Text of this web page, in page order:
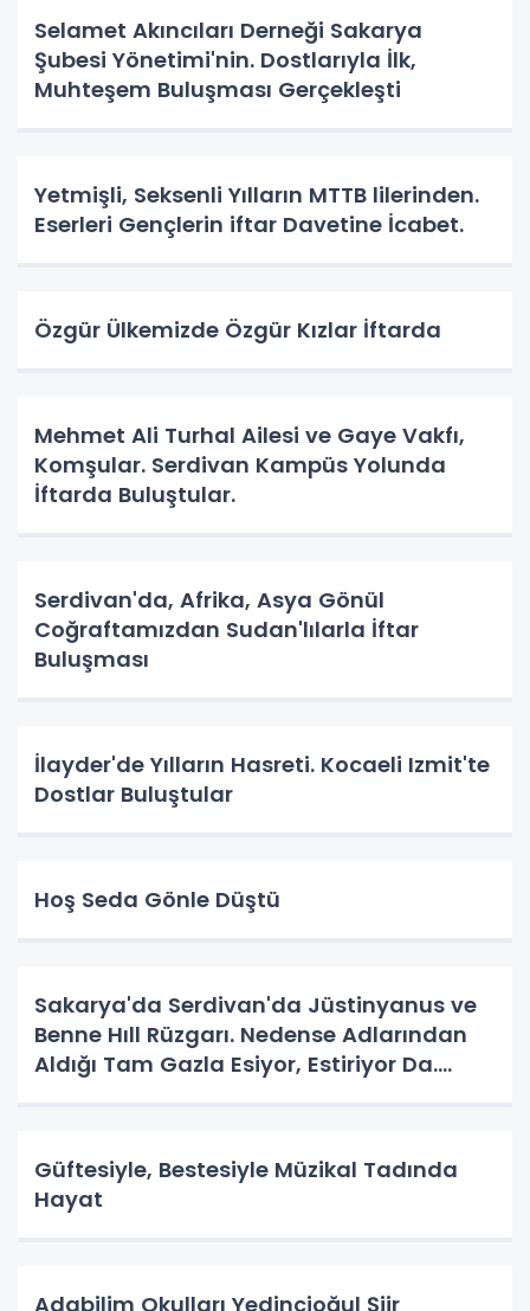
Selamet Akıncıları Derneği Sakarya
Şubesi Yönetimi'nin. Dostlarıyla İlk,
Muhteşem Buluşması Gerçekleşti
Yetmişli, Seksenli Yılların MTTB lilerinden.
Eserleri Gençlerin iftar Davetine İcabet.
Özgür Ülkemizde Özgür Kızlar İftarda
Mehmet Ali Turhal Ailesi ve Gaye Vakfı,
Komşular. Serdivan Kampüs Yolunda
İftarda Buluştular.
Serdivan'da, Afrika, Asya Gönül
Coğraftamızdan Sudan'lılarla İftar
Buluşması
İlayder'de Yılların Hasreti. Kocaeli Izmit'te
Dostlar Buluştular
Hoş Seda Gönle Düştü
Sakarya'da Serdivan'da Jüstinyanus ve
Benne Hıll Rüzgarı. Nedense Adlarından
Aldığı Tam Gazla Esiyor, Estiriyor Da.
Güftesiyle, Bestesiyle Müzikal Tadında
Hayat
Adabilim Okulları Yedincioğul Şiir